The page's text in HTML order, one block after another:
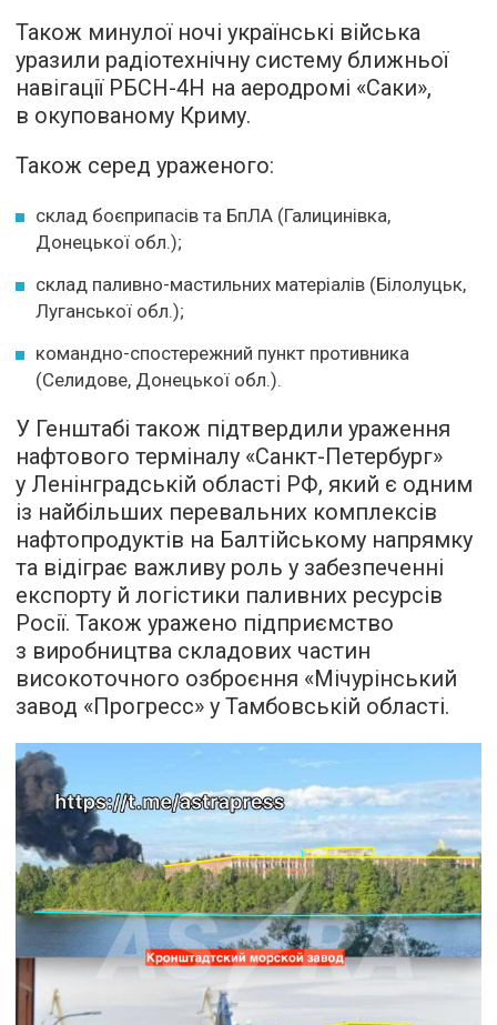
Також минулої ночі українські війська
уразили радіотехнічну систему ближньої
навігації РБСН-4Н на аеродромі «Саки»,
в окупованому Криму.
Також серед ураженого:
склад боєприпасів та БпЛА (Галицинівка,
Донецької обл.);
склад паливно-мастильних матеріалів (Білолуцьк,
Луганської обл.);
командно-спостережний пункт противника
(Селидове, Донецької обл.).
У Генштабі також підтвердили ураження
нафтового терміналу «Санкт-Петербург»
у Ленінградській області РФ, який є одним
із найбільших перевальних комплексів
нафтопродуктів на Балтійському напрямку
та відіграє важливу роль у забезпеченні
експорту й логістики паливних ресурсів
Росії. Також уражено підприємство
з виробництва складових частин
високоточного озброєння «Мічурінський
завод «Прогресс» у Тамбовській області.